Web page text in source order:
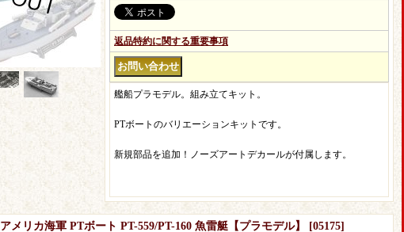
返品特約に関する重要事項
艦船プラモデル。組み立てキット。
PTボートのバリエーションキットです。
新規部品を追加！ノーズアートデカールが付属します。
メリカ海軍 PTボート PT-559/PT-160 魚雷艇【プラモデル】 [05175]